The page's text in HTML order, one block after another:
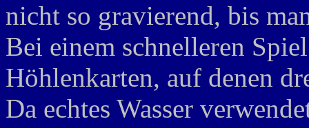
nicht so gravierend, bis
Bei einem schnelleren
Höhlenkarten, auf denen
Da echtes Wasser